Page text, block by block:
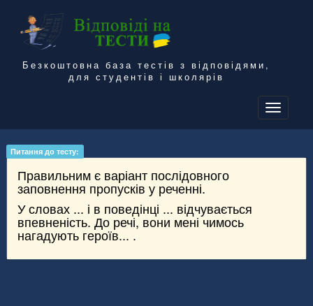
Безкоштовна база тестів з відповідями,
для студентів і школярів
Питання до тесту:
Правильним є варіант послідовного
заповнення пропусків у реченні.
У словах ... і в поведінці ... відчувається
впевненість. До речі, вони мені чимось
нагадують героїв... .